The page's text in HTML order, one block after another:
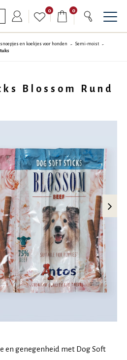
0 0
en koekjes voor honden
Semi-moist
Blossom Rund
en genegenheid met Dog Soft